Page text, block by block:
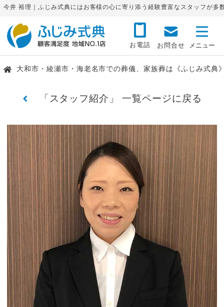
今井 裕理｜ふじみ式典にはお客様の心に寄り添う経験豊富なスタッフが多
お電話 お問合せ
大和市・綾瀬市・海老名市での葬儀、家族葬は《ふじみ式典
「スタッフ紹介」 一覧ページに戻る